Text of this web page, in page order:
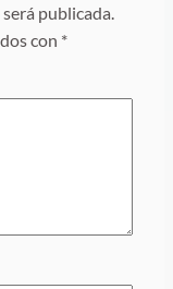
publicada.
con *